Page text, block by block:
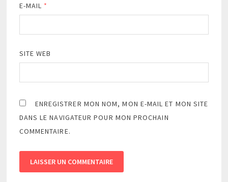
E-MAIL *
SITE WEB
ENREGISTRER MON NOM, MON E-MAIL ET MON SITE
DANS LE NAVIGATEUR POUR MON PROCHAIN
COMMENTAIRE.